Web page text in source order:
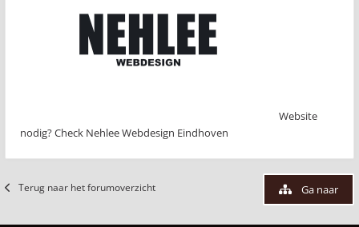
Website
nodig? Check Nehlee Webdesign Eindhoven
Terug naar het forumoverzicht Ga naar